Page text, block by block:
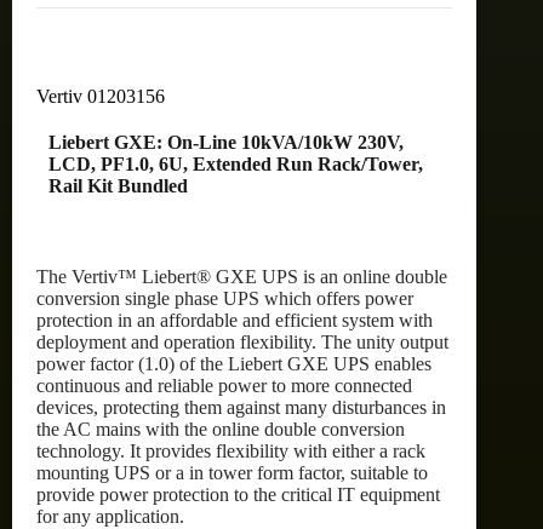
Rack/Tower,
ชิ้น
Vertiv 01203156
Liebert GXE: On-Line 10kVA/10kW 230V,
LCD, PF1.0, 6U, Extended Run Rack/Tower,
Rail Kit Bundled
The Vertiv™ Liebert® GXE UPS is an online double
conversion single phase UPS which offers power
protection in an affordable and efficient system with
deployment and operation flexibility. The unity output
power factor (1.0) of the Liebert GXE UPS enables
continuous and reliable power to more connected
devices, protecting them against many disturbances in
the AC mains with the online double conversion
technology. It provides flexibility with either a rack
mounting UPS or a in tower form factor, suitable to
provide power protection to the critical IT equipment
for any application.